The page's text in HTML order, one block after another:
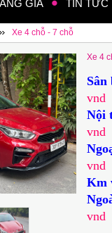
GIÁ TIN TỨC
Xe 4 chỗ - 7 chỗ
Xe 4
vnd
Nội
vnd
vnd
Km
vnd